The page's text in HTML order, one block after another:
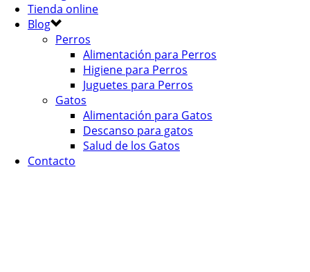
Tienda online
Blog
Perros
Alimentación para Perros
Higiene para Perros
Juguetes para Perros
Gatos
Alimentación para Gatos
Descanso para gatos
Salud de los Gatos
Contacto